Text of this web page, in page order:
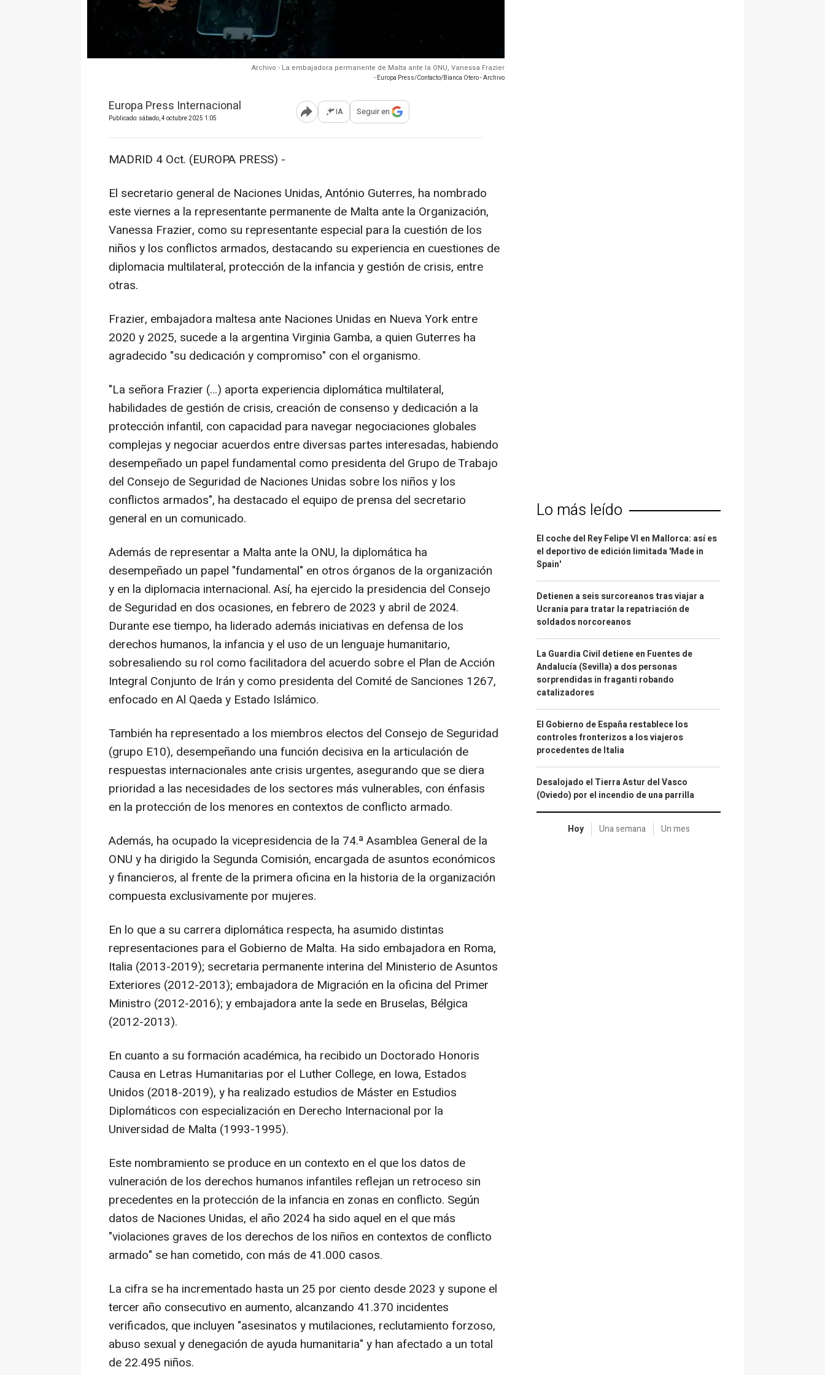
Archivo - La embajadora permanente de Malta ante la ONU, Vanessa Frazier
- Europa Press/Contacto/Bianca Otero - Archivo
Europa Press Internacional
Publicado: sábado, 4 octubre 2025 1:05 Abrir opciones para compartir
IA Seguir en
MADRID 4 Oct. (EUROPA PRESS) -
El secretario general de Naciones Unidas, António Guterres, ha nombrado
este viernes a la representante permanente de Malta ante la Organización,
Vanessa Frazier, como su representante especial para la cuestión de los
niños y los conflictos armados, destacando su experiencia en cuestiones de
diplomacia multilateral, protección de la infancia y gestión de crisis, entre
otras.
Frazier, embajadora maltesa ante Naciones Unidas en Nueva York entre
2020 y 2025, sucede a la argentina Virginia Gamba, a quien Guterres ha
agradecido "su dedicación y compromiso" con el organismo.
"La señora Frazier (...) aporta experiencia diplomática multilateral,
habilidades de gestión de crisis, creación de consenso y dedicación a la
protección infantil, con capacidad para navegar negociaciones globales
complejas y negociar acuerdos entre diversas partes interesadas, habiendo
desempeñado un papel fundamental como presidenta del Grupo de Trabajo
del Consejo de Seguridad de Naciones Unidas sobre los niños y los
conflictos armados", ha destacado el equipo de prensa del secretario
general en un comunicado.
Además de representar a Malta ante la ONU, la diplomática ha
desempeñado un papel "fundamental" en otros órganos de la organización
y en la diplomacia internacional. Así, ha ejercido la presidencia del Consejo
de Seguridad en dos ocasiones, en febrero de 2023 y abril de 2024.
Durante ese tiempo, ha liderado además iniciativas en defensa de los
derechos humanos, la infancia y el uso de un lenguaje humanitario,
sobresaliendo su rol como facilitadora del acuerdo sobre el Plan de Acción
Integral Conjunto de Irán y como presidenta del Comité de Sanciones 1267,
enfocado en Al Qaeda y Estado Islámico.
También ha representado a los miembros electos del Consejo de Seguridad
(grupo E10), desempeñando una función decisiva en la articulación de
respuestas internacionales ante crisis urgentes, asegurando que se diera
prioridad a las necesidades de los sectores más vulnerables, con énfasis
en la protección de los menores en contextos de conflicto armado.
Además, ha ocupado la vicepresidencia de la 74.ª Asamblea General de la
ONU y ha dirigido la Segunda Comisión, encargada de asuntos económicos
y financieros, al frente de la primera oficina en la historia de la organización
compuesta exclusivamente por mujeres.
En lo que a su carrera diplomática respecta, ha asumido distintas
representaciones para el Gobierno de Malta. Ha sido embajadora en Roma,
Italia (2013-2019); secretaria permanente interina del Ministerio de Asuntos
Exteriores (2012-2013); embajadora de Migración en la oficina del Primer
Ministro (2012-2016); y embajadora ante la sede en Bruselas, Bélgica
(2012-2013).
En cuanto a su formación académica, ha recibido un Doctorado Honoris
Causa en Letras Humanitarias por el Luther College, en Iowa, Estados
Unidos (2018-2019), y ha realizado estudios de Máster en Estudios
Diplomáticos con especialización en Derecho Internacional por la
Universidad de Malta (1993-1995).
Este nombramiento se produce en un contexto en el que los datos de
vulneración de los derechos humanos infantiles reflejan un retroceso sin
precedentes en la protección de la infancia en zonas en conflicto. Según
datos de Naciones Unidas, el año 2024 ha sido aquel en el que más
"violaciones graves de los derechos de los niños en contextos de conflicto
armado" se han cometido, con más de 41.000 casos.
La cifra se ha incrementado hasta un 25 por ciento desde 2023 y supone el
tercer año consecutivo en aumento, alcanzando 41.370 incidentes
verificados, que incluyen "asesinatos y mutilaciones, reclutamiento forzoso,
abuso sexual y denegación de ayuda humanitaria" y han afectado a un total
de 22.495 niños.
Lo más leído
El coche del Rey Felipe VI en Mallorca: así es
el deportivo de edición limitada 'Made in
Spain'
Detienen a seis surcoreanos tras viajar a
Ucrania para tratar la repatriación de
soldados norcoreanos
La Guardia Civil detiene en Fuentes de
Andalucía (Sevilla) a dos personas
sorprendidas in fraganti robando
catalizadores
El Gobierno de España restablece los
controles fronterizos a los viajeros
procedentes de Italia
Desalojado el Tierra Astur del Vasco
(Oviedo) por el incendio de una parrilla
Hoy Una semana Un mes